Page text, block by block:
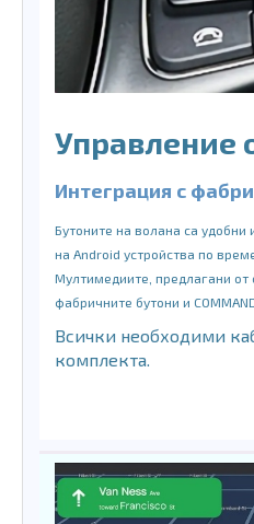
Управление
Интеграция с
Бутоните на волана са удобни
на Android устройства по
Мултимедиите, предлагани
фабричните бутони и
Всички необходими
комплекта.